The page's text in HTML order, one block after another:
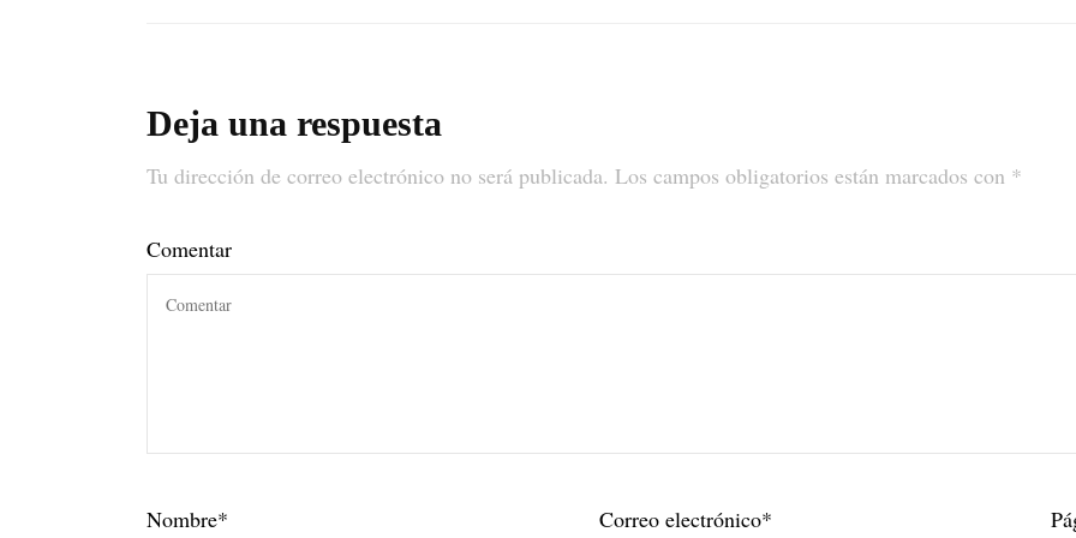
Deja una respuesta
Tu dirección de correo electrónico no será publicada. Los campos obligatorios están marcados con *
Comentar
Nombre* Correo electrónico*